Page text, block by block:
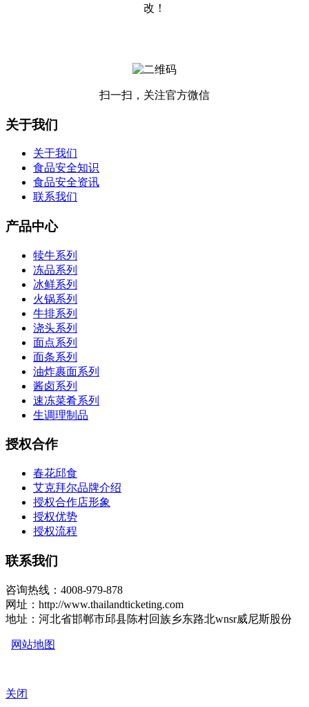
改！
扫一扫，关注官方微信
关于我们
关于我们
食品安全知识
食品安全资讯
联系我们
产品中心
犊牛系列
冻品系列
冰鲜系列
火锅系列
牛排系列
浇头系列
面点系列
面条系列
油炸裹面系列
酱卤系列
速冻菜肴系列
生调理制品
授权合作
春花邱食
艾克拜尔品牌介绍
授权合作店形象
授权优势
授权流程
联系我们
咨询热线：4008-979-878
网址：http://www.thailandticketing.com
地址：河北省邯郸市邱县陈村回族乡东路北wnsr威尼斯股份
网站地图
关闭